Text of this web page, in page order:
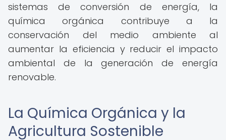
sistemas de conversión de energía, la
química orgánica contribuye a la
conservación del medio ambiente al
aumentar la eficiencia y reducir el impacto
ambiental de la generación de energía
renovable.
La Química Orgánica y la
Agricultura Sostenible